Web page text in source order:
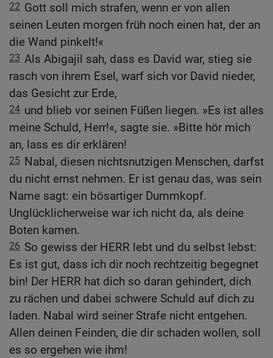
22 Gott soll mich strafen, wenn er von allen
seinen Leuten morgen früh noch einen hat, der an
die Wand pinkelt!«
23 Als Abigajil sah, dass es David war, stieg sie
rasch von ihrem Esel, warf sich vor David nieder,
das Gesicht zur Erde,
24 und blieb vor seinen Füßen liegen. »Es ist alles
meine Schuld, Herr!«, sagte sie. »Bitte hör mich
an, lass es dir erklären!
25 Nabal, diesen nichtsnutzigen Menschen, darfst
du nicht ernst nehmen. Er ist genau das, was sein
Name sagt: ein bösartiger Dummkopf.
Unglücklicherweise war ich nicht da, als deine
Boten kamen.
26 So gewiss der HERR lebt und du selbst lebst:
Es ist gut, dass ich dir noch rechtzeitig begegnet
bin! Der HERR hat dich so daran gehindert, dich
zu rächen und dabei schwere Schuld auf dich zu
laden. Nabal wird seiner Strafe nicht entgehen.
Allen deinen Feinden, die dir schaden wollen, soll
es so ergehen wie ihm!